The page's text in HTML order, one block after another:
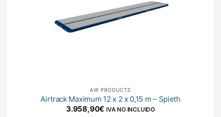
AIR PRODUCTS
Airtrack Maximum 12 x 2 x 0,15 m – Spieth
3.958,90€ IVA NO INCLUIDO